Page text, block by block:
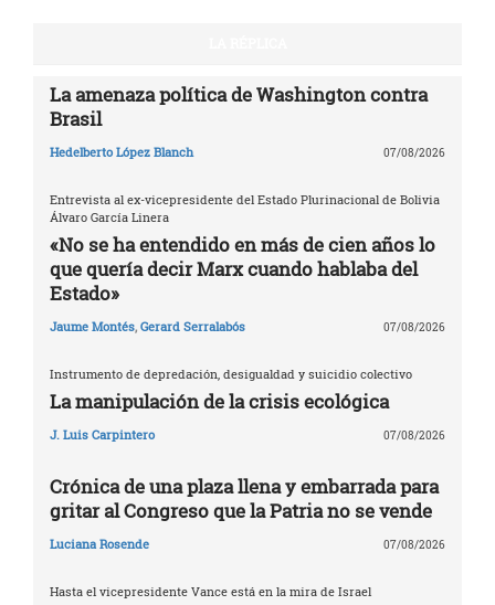
La amenaza política de Washington contra
Brasil
Hedelberto López Blanch 07/08/2026
Entrevista al ex-vicepresidente del Estado Plurinacional de Bolivia
Álvaro García Linera
«No se ha entendido en más de cien años lo
que quería decir Marx cuando hablaba del
Estado»
Jaume Montés, Gerard Serralabós 07/08/2026
Instrumento de depredación, desigualdad y suicidio colectivo
La manipulación de la crisis ecológica
J. Luis Carpintero 07/08/2026
Crónica de una plaza llena y embarrada para
gritar al Congreso que la Patria no se vende
Luciana Rosende 07/08/2026
Hasta el vicepresidente Vance está en la mira de Israel